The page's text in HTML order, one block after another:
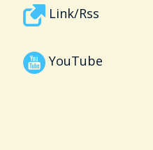
Link/Rss
YouTube